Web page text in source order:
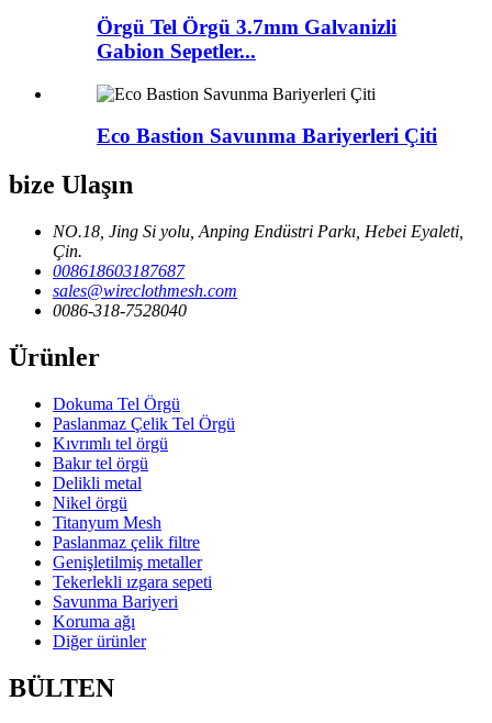
Örgü Tel Örgü 3.7mm Galvanizli
Gabion Sepetler...
Eco Bastion Savunma Bariyerleri Çiti
bize Ulaşın
NO.18, Jing Si yolu, Anping Endüstri Parkı, Hebei Eyaleti,
Çin.
008618603187687
sales@wireclothmesh.com
0086-318-7528040
Ürünler
Dokuma Tel Örgü
Paslanmaz Çelik Tel Örgü
Kıvrımlı tel örgü
Bakır tel örgü
Delikli metal
Nikel örgü
Titanyum Mesh
Paslanmaz çelik filtre
Genişletilmiş metaller
Tekerlekli ızgara sepeti
Savunma Bariyeri
Koruma ağı
Diğer ürünler
BÜLTEN